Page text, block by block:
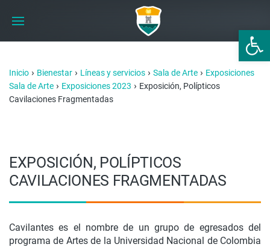
Abrir
Inicio › Bienestar › Líneas y servicios › Sala de Arte › Exposiciones
Sala de Arte › Exposiciones 2023 › Exposición, Polípticos
Cavilaciones Fragmentadas
EXPOSICIÓN, POLÍPTICOS
CAVILACIONES FRAGMENTADAS
Cavilantes es el nombre de un grupo de egresados del
programa de Artes de la Universidad Nacional de Colombia